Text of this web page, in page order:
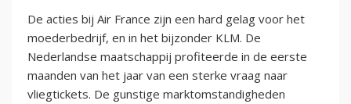
De acties bij Air France zijn een hard gelag voor het
moederbedrijf, en in het bijzonder KLM. De
Nederlandse maatschappij profiteerde in de eerste
maanden van het jaar van een sterke vraag naar
vliegtickets. De gunstige marktomstandigheden